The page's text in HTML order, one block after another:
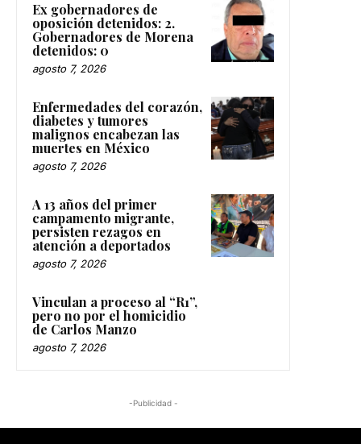
Ex gobernadores de
oposición detenidos: 2.
Gobernadores de Morena
detenidos: 0
agosto 7, 2026
Enfermedades del corazón,
diabetes y tumores
malignos encabezan las
muertes en México
agosto 7, 2026
A 13 años del primer
campamento migrante,
persisten rezagos en
atención a deportados
agosto 7, 2026
Vinculan a proceso al “R1”,
pero no por el homicidio
de Carlos Manzo
agosto 7, 2026
-Publicidad -